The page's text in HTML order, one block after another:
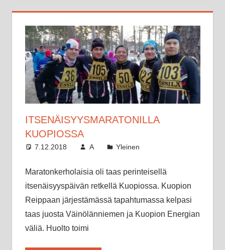
ITSENÄISYYSMARATONILLA
KUOPIOSSA
7.12.2018 A Yleinen
Maratonkerholaisia oli taas perinteisellä
itsenäisyyspäivän retkellä Kuopiossa. Kuopion
Reippaan järjestämässä tapahtumassa kelpasi
taas juosta Väinölänniemen ja Kuopion Energian
väliä. Huolto toimi